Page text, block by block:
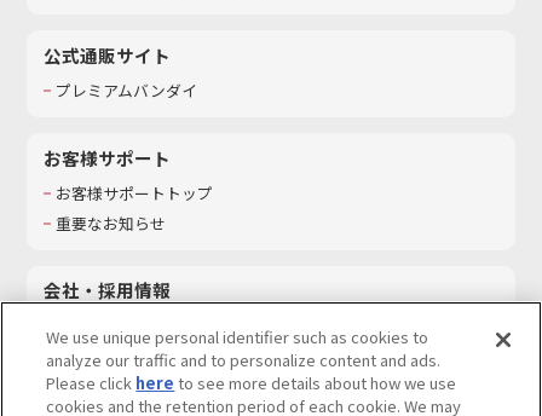
公式通販サイト
プレミアムバンダイ
お客様サポート
お客様サポートトップ
重要なお知らせ
会社・採用情報
採用情報
サステナビリティ
We use unique personal identifier such as cookies to
analyze our traffic and to personalize content and ads.
Please click here to see more details about how we use
cookies and the retention period of each cookie. We may